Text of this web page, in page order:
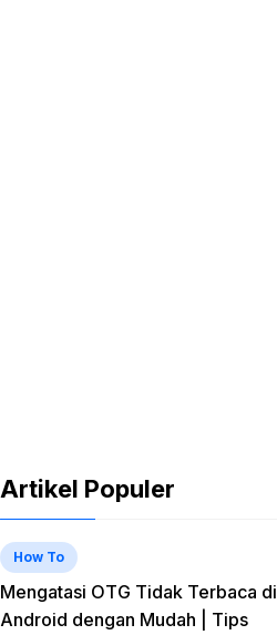
Artikel Populer
How To
Mengatasi OTG Tidak Terbaca di
Android dengan Mudah | Tips